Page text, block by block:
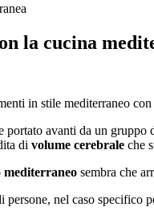
la cucina
in stile mediterraneo
portato avanti da un gruppo
di volume cerebrale che
mediterraneo sembra che
persone, nel caso specifico